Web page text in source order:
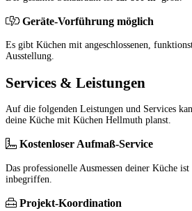
Geräte-Vorführung möglich
Es gibt Küchen mit angeschlossenen,
Ausstellung.
Services & Leistungen
Auf die folgenden Leistungen und Services
deine Küche mit Küchen Hellmuth planst.
Kostenloser Aufmaß-Service
Das professionelle Ausmessen deiner Küche
inbegriffen.
Projekt-Koordination